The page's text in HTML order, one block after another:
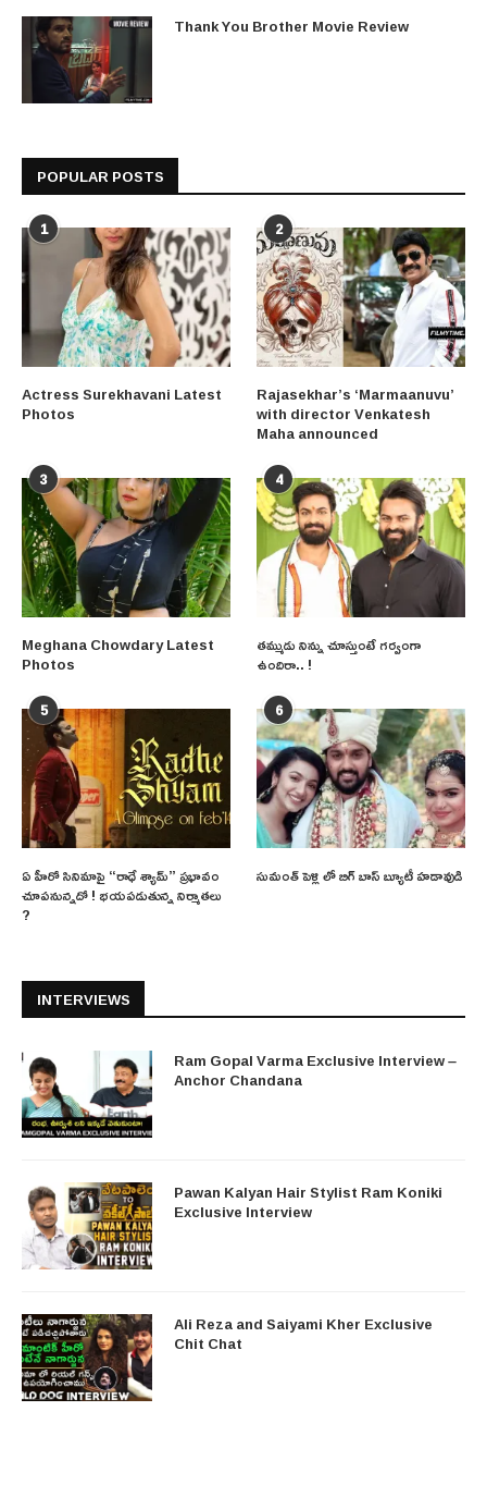
Thank You Brother Movie Review
POPULAR POSTS
1
Actress Surekhavani Latest
Photos
2
Rajasekhar’s ‘Marmaanuvu’
with director Venkatesh
Maha announced
3
Meghana Chowdary Latest
Photos
4
తమ్ముడు నిన్ను చూస్తుంటే గర్వంగా
ఉందిరా.. !
5
ఏ హీరో సినిమాపై “రాధే శ్యామ్” ప్రభావం
చూపనున్నదో ! భయపడుతున్న నిర్మాతలు
?
6
సుమంత్ పెళ్లి లో బిగ్ బాస్ బ్యూటీ హడావుడి
INTERVIEWS
Ram Gopal Varma Exclusive Interview –
Anchor Chandana
Pawan Kalyan Hair Stylist Ram Koniki
Exclusive Interview
Ali Reza and Saiyami Kher Exclusive
Chit Chat